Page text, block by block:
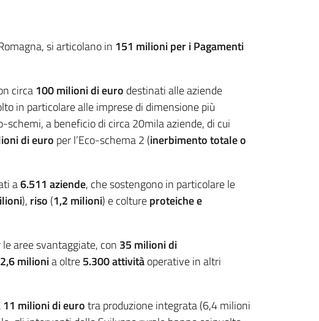
si articolano in 151 milioni per i Pagamenti
circa100 milioni di euro destinati alle aziende
in particolare alle imprese di dimensione più
schemi, a beneficio di circa 20mila aziende, di cui
di euro per l’Eco-schema 2 (inerbimento totale o
a6.511 aziende, che sostengono in particolare le
), riso (1,2 milioni) e coltureproteiche e
aree svantaggiate, con 35 milioni di
milionia oltre5.300 attivitàoperative in altri
11 milioni di eurotra produzione integrata (6,4 milioni